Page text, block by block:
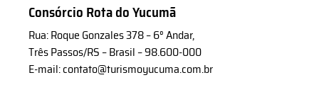
Consórcio Rota do Yucumã
Rua: Roque Gonzales 378 – 6° Andar,
Três Passos/RS – Brasil – 98.600-000
E-mail: contato@turismoyucuma.com.br